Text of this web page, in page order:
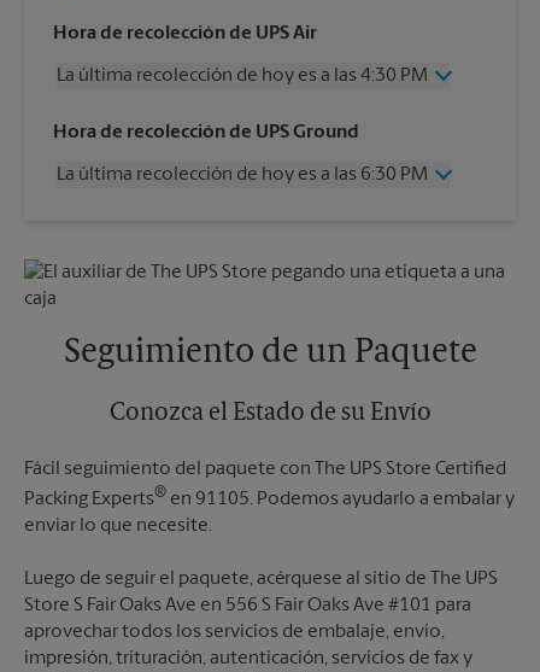
Hora de recolección de UPS Air
La última recolección de hoy es a las 4:30 PM
Miércoles
4:30 PM
Viernes
4:30 PM
Hora de recolección de UPS Ground
La última recolección de hoy es a las 6:30 PM
Viernes
6:30 PM
Lunes
6:30 PM
Seguimiento de un Paquete
Conozca el Estado de su Envío
Fácil seguimiento del paquete con The UPS Store Certified
Packing Experts® en 91105. Podemos ayudarlo a embalar y
enviar lo que necesite.
Luego de seguir el paquete, acérquese al sitio de The UPS
Store S Fair Oaks Ave en 556 S Fair Oaks Ave #101 para
aprovechar todos los servicios de embalaje, envío,
impresión, trituración, autenticación, servicios de fax y